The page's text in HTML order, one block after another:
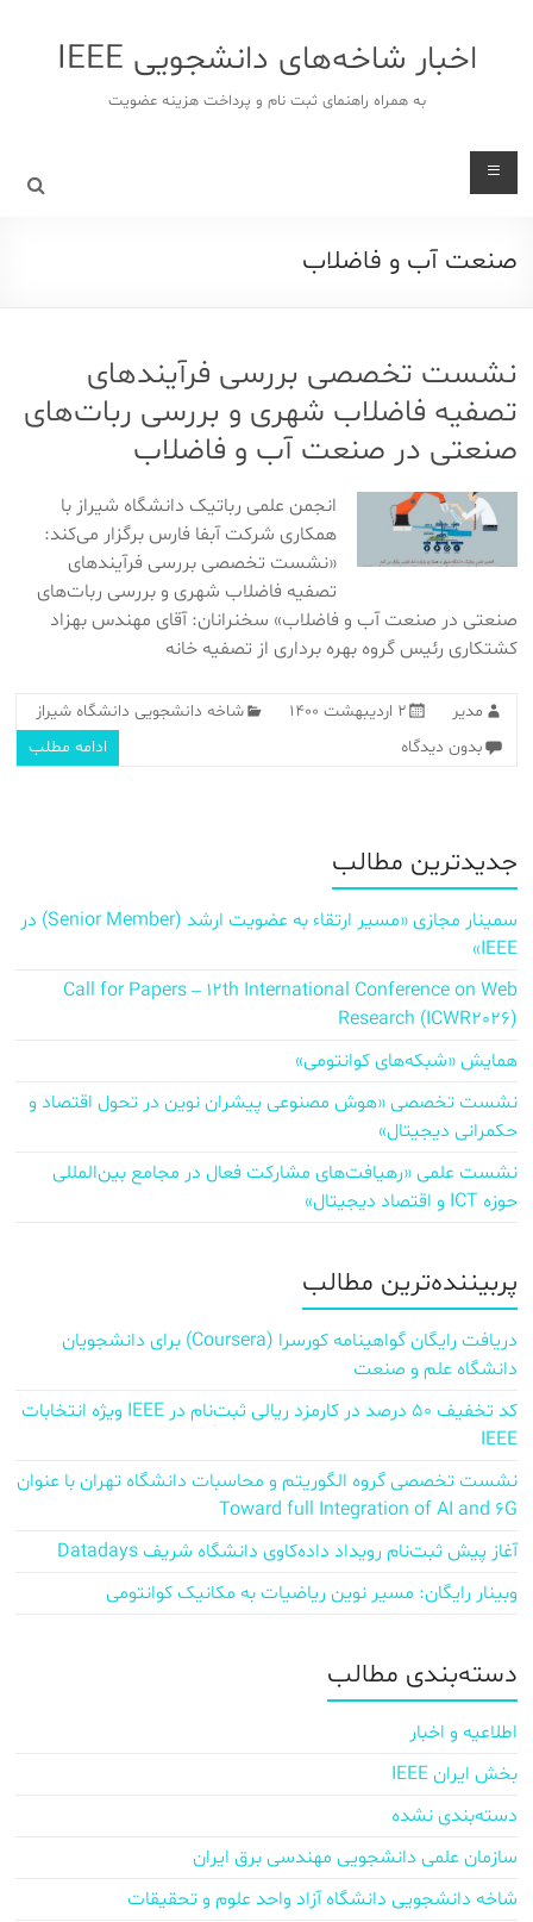
اخبار شاخه‌های دانشجویی IEEE
به همراه راهنمای ثبت نام و پرداخت هزینه عضویت
صنعت آب و فاضلاب
نشست تخصصی بررسی فرآیندهای
تصفیه فاضلاب شهری و بررسی ربات‌های
صنعتی در صنعت آب و فاضلاب
انجمن علمی رباتیک دانشگاه شیراز با
همکاری شرکت آبفا فارس برگزار می‌کند:
«نشست تخصصی بررسی فرآیندهای
تصفیه فاضلاب شهری و بررسی ربات‌های
صنعتی در صنعت آب و فاضلاب» سخنرانان: آقای مهندس بهزاد
کشتکاری رئیس گروه بهره برداری از تصفیه خانه
مدیر ۲ اردیبهشت ۱۴۰۰
شاخه دانشجویی دانشگاه شیراز
بدون دیدگاه
ادامه مطلب
جدیدترین مطالب
سمینار مجازی «مسیر ارتقاء به عضویت ارشد (Senior Member) در
IEEE»
Call for Papers – 12th International Conference on Web
Research (ICWR2026)
همایش «شبکه‌های کوانتومی»
نشست تخصصی «هوش مصنوعی پیشران نوین در تحول اقتصاد و
حکمرانی دیجیتال»
نشست علمی «رهیافت‌های مشارکت فعال در مجامع بین‌المللی
حوزه ICT و اقتصاد دیجیتال»
پربیننده‌ترین مطالب
دریافت رایگان گواهینامه کورسرا (Coursera) برای دانشجویان
دانشگاه علم و صنعت
کد تخفیف ۵۰ درصد در کارمزد ریالی ثبت‌نام در IEEE ویژه انتخابات
IEEE
نشست تخصصی گروه الگوریتم و محاسبات دانشگاه تهران با عنوان
Toward full Integration of AI and 6G
آغاز پیش‌ ثبت‌نام رویداد داده‌کاوی دانشگاه شریف Datadays
وبینار رایگان: مسیر نوین ریاضیات به مکانیک کوانتومی
دسته‌بندی مطالب
اطلاعیه و اخبار
بخش ایران IEEE
دسته‌بندی نشده
سازمان علمی دانشجویی مهندسی برق ایران
شاخه دانشجویی دانشگاه آزاد واحد علوم و تحقیقات